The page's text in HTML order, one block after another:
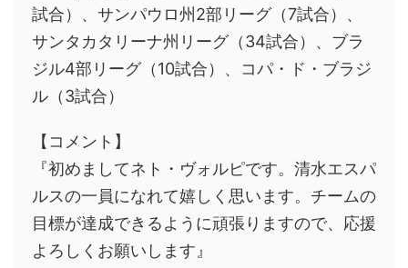
試合）、サンパウロ州2部リーグ（7試合）、
サンタカタリーナ州リーグ（34試合）、ブラ
ジル4部リーグ（10試合）、コパ・ド・ブラジ
ル（3試合）
【コメント】
『初めましてネト・ヴォルピです。清水エスパ
ルスの一員になれて嬉しく思います。チームの
目標が達成できるように頑張りますので、応援
よろしくお願いします』